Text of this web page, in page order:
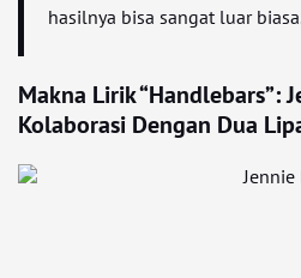
hasilnya bisa sangat luar
Makna Lirik “Handlebars”:
Kolaborasi Dengan Dua